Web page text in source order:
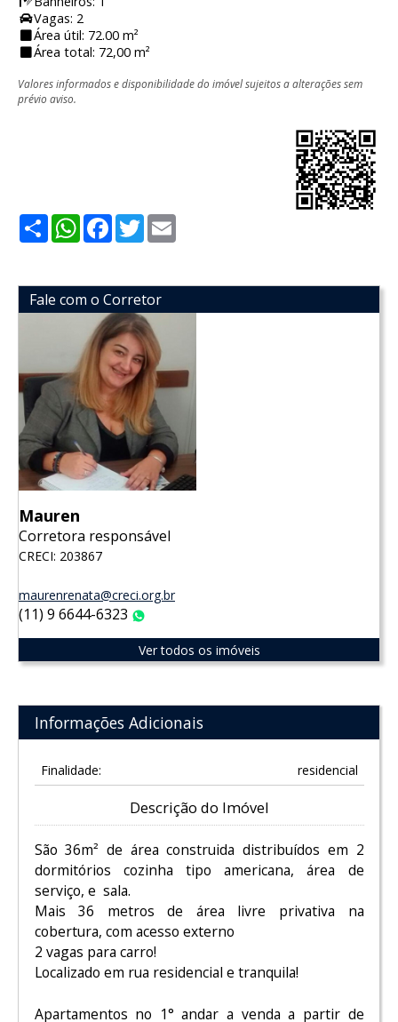
Vagas: 2
Área útil: 72.00 m²
Área total: 72,00 m²
Valores informados e disponibilidade do imóvel sujeitos a alterações sem
prévio aviso.
ShareWhatsApp
Facebook
Twitter
Fale com o Corretor
Mauren
Corretora responsável
CRECI: 203867
maurenrenata@creci.org.br
(11) 9 6644-6323
Ver todos os imóveis
Informações Adicionais
Finalidade: residencial
Descrição do Imóvel
São 36m² de área construida distribuídos em 2
dormitórios cozinha tipo americana, área de
serviço, e sala.
Mais 36 metros de área livre privativa na
cobertura, com acesso externo
2 vagas para carro!
Localizado em rua residencial e tranquila!
Apartamentos no 1° andar a venda a partir de